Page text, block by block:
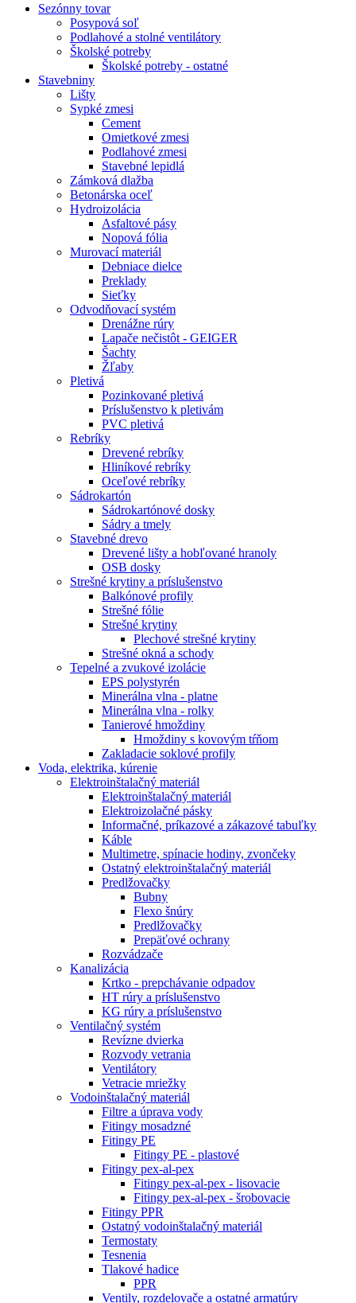
Sezónny tovar
Posypová soľ
Podlahové a stolné ventilátory
Školské potreby
Školské potreby - ostatné
Stavebniny
Lišty
Sypké zmesi
Cement
Omietkové zmesi
Podlahové zmesi
Stavebné lepidlá
Zámková dlažba
Betonárska oceľ
Hydroizolácia
Asfaltové pásy
Nopová fólia
Murovací materiál
Debniace dielce
Preklady
Sieťky
Odvodňovací systém
Drenážne rúry
Lapače nečistôt - GEIGER
Šachty
Žľaby
Pletivá
Pozinkované pletivá
Príslušenstvo k pletivám
PVC pletivá
Rebríky
Drevené rebríky
Hliníkové rebríky
Oceľové rebríky
Sádrokartón
Sádrokartónové dosky
Sádry a tmely
Stavebné drevo
Drevené lišty a hobľované hranoly
OSB dosky
Strešné krytiny a príslušenstvo
Balkónové profily
Strešné fólie
Strešné krytiny
Plechové strešné krytiny
Strešné okná a schody
Tepelné a zvukové izolácie
EPS polystyrén
Minerálna vlna - platne
Minerálna vlna - rolky
Tanierové hmoždiny
Hmoždiny s kovovým tŕňom
Zakladacie soklové profily
Voda, elektrika, kúrenie
Elektroinštalačný materiál
Elektroinštalačný materiál
Elektroizolačné pásky
Informačné, príkazové a zákazové tabuľky
Káble
Multimetre, spínacie hodiny, zvončeky
Ostatný elektroinštalačný materiál
Predlžovačky
Bubny
Flexo šnúry
Predlžovačky
Prepäťové ochrany
Rozvádzače
Kanalizácia
Krtko - prepchávanie odpadov
HT rúry a príslušenstvo
KG rúry a príslušenstvo
Ventilačný systém
Revízne dvierka
Rozvody vetrania
Ventilátory
Vetracie mriežky
Vodoinštalačný materiál
Filtre a úprava vody
Fitingy mosadzné
Fitingy PE
Fitingy PE - plastové
Fitingy pex-al-pex
Fitingy pex-al-pex - lisovacie
Fitingy pex-al-pex - šrobovacie
Fitingy PPR
Ostatný vodoinštalačný materiál
Termostaty
Tesnenia
Tlakové hadice
PPR
Ventily, rozdelovače a ostatné armatúry